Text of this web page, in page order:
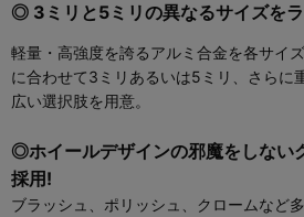
◎ 3ミリと5ミリの異なるサイズを
軽量・高強度を誇るアルミ合金を各サイ
に合わせて3ミリあるいは5ミリ、さらに
広い選択肢を用意。
◎ホイールデザインの邪魔をしない
採用!
ブラッシュ、ポリッシュ、クロームなど